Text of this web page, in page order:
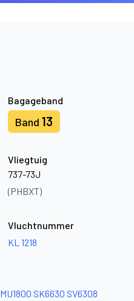
Bagageband
Band 13
Vliegtuig
737-73J
(PHBXT)
Vluchtnummer
KL 1218
MU1800 SK6630 SV6308